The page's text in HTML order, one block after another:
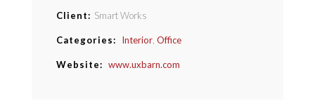
Client Smart Works
Categories Interior Office
Website www.uxbarn.com